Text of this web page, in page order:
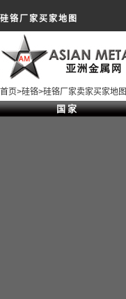
硅铬厂家买家地图
首页>硅铬>硅铬厂家卖家买家地图
国 家